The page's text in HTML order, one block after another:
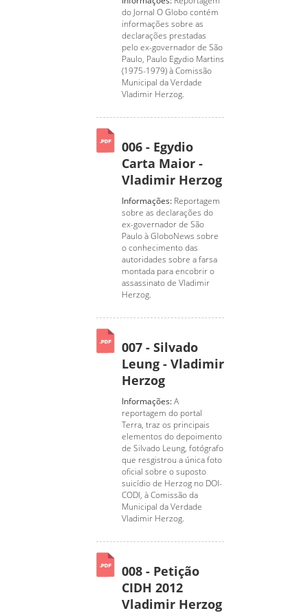
do Jornal O Globo contém
informações sobre as
declarações prestadas
pelo ex-governador de São
Paulo, Paulo Egydio Martins
(1975-1979) à Comissão
Municipal da Verdade
Vladimir Herzog.
006 - Egydio
Carta Maior -
Vladimir Herzog
Informações: Reportagem
sobre as declarações do
ex-governador de São
Paulo à GloboNews sobre
o conhecimento das
autoridades sobre a farsa
montada para encobrir o
assassinato de Vladimir
Herzog.
007 - Silvado
Leung - Vladimir
Herzog
Informações:A
reportagem do portal
Terra, traz os principais
elementos do depoimento
de Silvado Leung, fotógrafo
que resgistrou a única foto
oficial sobre o suposto
suicídio de Herzog no DOI-
CODI, à Comissão da
Municipal da Verdade
Vladimir Herzog.
008 - Petição
CIDH 2012
Vladimir Herzog